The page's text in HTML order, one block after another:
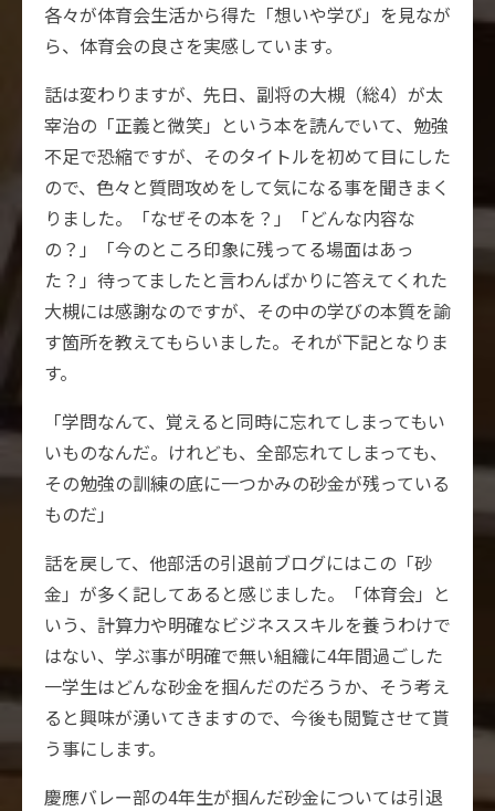
各々が体育会生活から得た「想いや学び」を見なが
ら、体育会の良さを実感しています。
話は変わりますが、先日、副将の大槻（総4）が太
宰治の「正義と微笑」という本を読んでいて、勉強
不足で恐縮ですが、そのタイトルを初めて目にした
ので、色々と質問攻めをして気になる事を聞きまく
りました。「なぜその本を？」「どんな内容な
の？」「今のところ印象に残ってる場面はあっ
た？」待ってましたと言わんばかりに答えてくれた
大槻には感謝なのですが、その中の学びの本質を諭
す箇所を教えてもらいました。それが下記となりま
す。
「学問なんて、覚えると同時に忘れてしまってもい
いものなんだ。けれども、全部忘れてしまっても、
その勉強の訓練の底に一つかみの砂金が残っている
ものだ」
話を戻して、他部活の引退前ブログにはこの「砂
金」が多く記してあると感じました。「体育会」と
いう、計算力や明確なビジネススキルを養うわけで
はない、学ぶ事が明確で無い組織に4年間過ごした
一学生はどんな砂金を掴んだのだろうか、そう考え
ると興味が湧いてきますので、今後も閲覧させて貰
う事にします。
慶應バレー部の4年生が掴んだ砂金については引退